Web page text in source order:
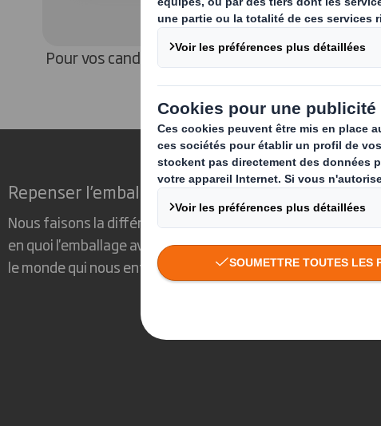
Pour vos candidatures spontanées:
Repenser l’emballage pour un monde qui change
Nous faisons la différence parce que nous avons su voir
en quoi l'emballage avait un rôle important à jouer dans
le monde qui nous entoure.